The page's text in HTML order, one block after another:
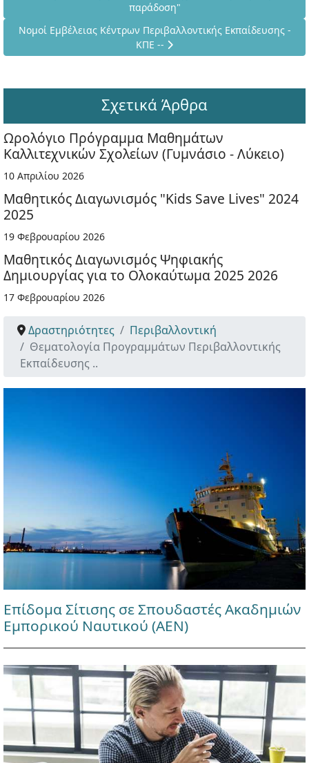
παράδοση"
Επόμενο άρθρο: Νομοί Εμβέλειας Κέντρων Περιβαλλοντικής
Νομοί Εμβέλειας Κέντρων Περιβαλλοντικής Εκπαίδευσης -
ΚΠΕ --
Σχετικά Άρθρα
Ωρολόγιο Πρόγραμμα Μαθημάτων
Καλλιτεχνικών Σχολείων (Γυμνάσιο - Λύκειο)
10 Απριλίου 2026
Μαθητικός Διαγωνισμός "Kids Save Lives" 2024
2025
19 Φεβρουαρίου 2026
Μαθητικός Διαγωνισμός Ψηφιακής
Δημιουργίας για το Ολοκαύτωμα 2025 2026
17 Φεβρουαρίου 2026
Δραστηριότητες
Περιβαλλοντική
Θεματολογία Προγραμμάτων Περιβαλλοντικής
Εκπαίδευσης ..
Επίδομα Σίτισης σε Σπουδαστές Ακαδημιών
Εμπορικού Ναυτικού (ΑΕΝ)